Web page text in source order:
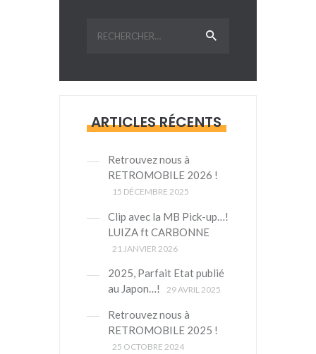
ARTICLES RÉCENTS
Retrouvez nous à
RETROMOBILE 2026 !
15 DÉCEMBRE 2025
Clip avec la MB Pick-up…!
LUIZA ft CARBONNE
21 JANVIER 2026
2025, Parfait Etat publié
au Japon…!
29 AVRIL 2025
Retrouvez nous à
RETROMOBILE 2025 !
25 OCTOBRE 2024